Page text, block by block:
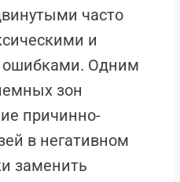
часто
и
ошибками. Одним
зон
причинно-
в негативном
заменить